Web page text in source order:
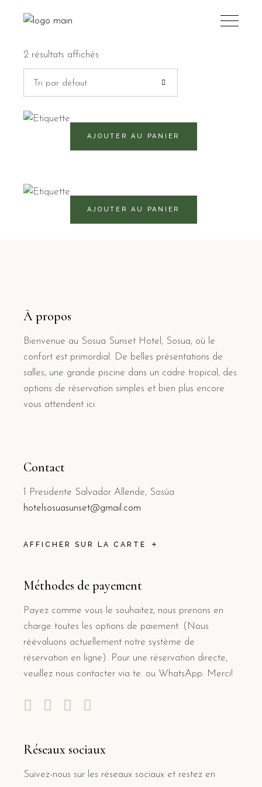
2 résultats affichés
Tri par défaut
RD$
AJOUTER AU PANIER
AJOUTER AU PANIER
À propos
Bienvenue au Sosua Sunset Hotel, Sosua, où le
confort est primordial. De belles présentations de
salles, une grande piscine dans un cadre tropical, des
options de réservation simples et bien plus encore
vous attendent ici.
Contact
1 Presidente Salvador Allende, Sosúa
hotelsosuasunset@gmail.com
AFFICHER SUR LA CARTE
Méthodes de payement
Payez comme vous le souhaitez, nous prenons en
charge toutes les options de paiement. (Nous
réévaluons actuellement notre système de
réservation en ligne). Pour une réservation directe,
veuillez nous contacter via te. ou WhatsApp. Merci!
Réseaux sociaux
Suivez-nous sur les réseaux sociaux et restez en